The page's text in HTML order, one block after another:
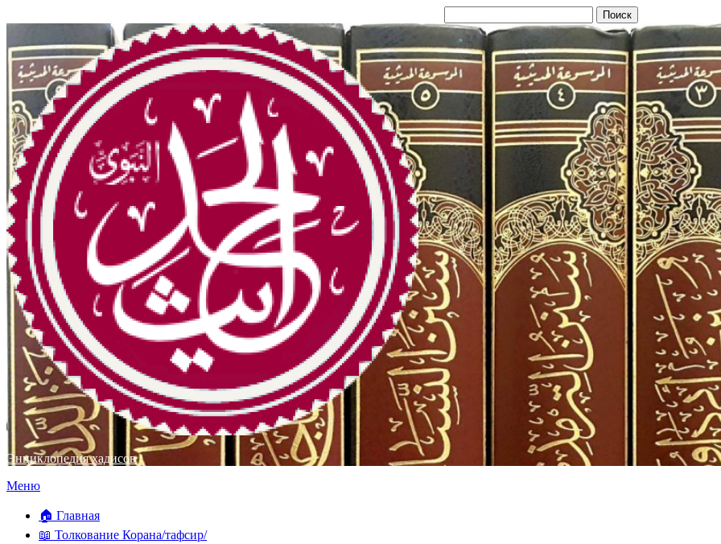
Энциклопедия хадисов
Перейти
содержимому
Меню
🏠 Главная
📖 Толкование Корана/тафсир/